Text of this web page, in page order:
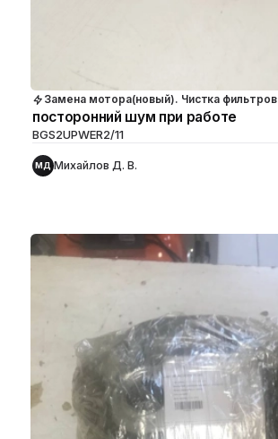
Замена мотора(новый). Чистка фильтров
посторонний шум при работе
BGS2UPWER2/11
МД Михайлов Д. В.